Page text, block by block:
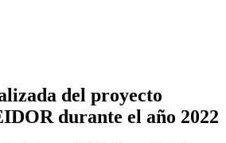
del proyecto
durante el año 2022